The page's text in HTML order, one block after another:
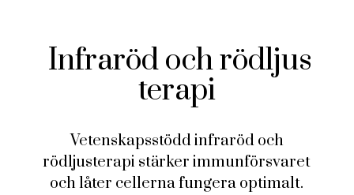
Infraröd och rödljus
terapi
Vetenskapsstödd infraröd och
rödljusterapi stärker immunförsvaret
och låter cellerna fungera optimalt.